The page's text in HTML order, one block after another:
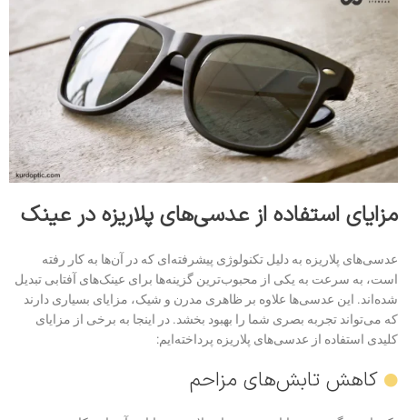
مزایای استفاده از عدسی‌های پلاریزه در عینک
عدسی‌های پلاریزه به دلیل تکنولوژی پیشرفته‌ای که در آن‌ها به کار رفته
است، به سرعت به یکی از محبوب‌ترین گزینه‌ها برای عینک‌های آفتابی تبدیل
شده‌اند. این عدسی‌ها علاوه بر ظاهری مدرن و شیک، مزایای بسیاری دارند
که می‌تواند تجربه بصری شما را بهبود بخشد. در اینجا به برخی از مزایای
کلیدی استفاده از عدسی‌های پلاریزه پرداخته‌ایم:
کاهش تابش‌های مزاحم